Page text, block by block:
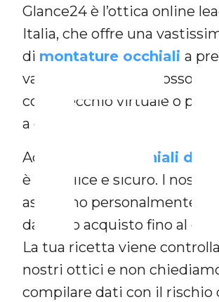
Glance24 è l’ottica online
Italia, che offre una
di montature occhiali a
vantaggiosi, che si possono
con specchio virtuale o
a casa.
Acquistare gli
occhiali da
è semplice e sicuro. I nostri
assistono personalmente
da inizio acquisto fino al
La tua ricetta viene
nostri ottici e non
compilare dati con il rischio